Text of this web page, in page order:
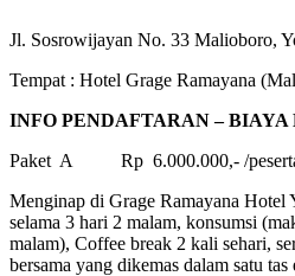
Jl. Sosrowijayan No. 33 Malioboro,
Tempat : Hotel Grage Ramayana
INFO PENDAFTARAN –
Paket A Rp 6.000.000,- /peserta
Menginap di Grage Ramayana Hotel
selama 3 hari 2 malam, konsumsi
malam), Coffee break 2 kali sehari,
bersama yang dikemas dalam satu